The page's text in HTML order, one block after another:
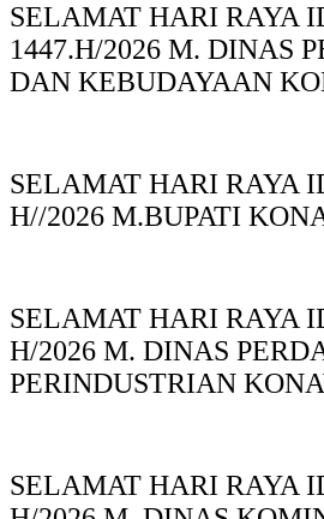
SELAMAT HARI RAYA
1447.H/2026 M. DINAS
DAN KEBUDAYAAN
SELAMAT HARI RAYA
H//2026 M.BUPATI
SELAMAT HARI RAYA
H/2026 M. DINAS
PERINDUSTRIAN
SELAMAT HARI RAYA